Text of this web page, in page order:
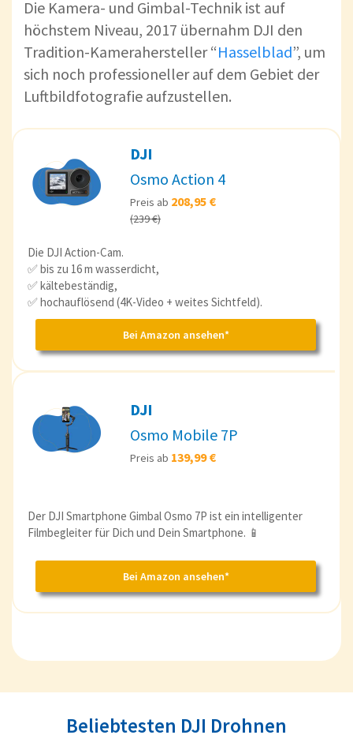
Die Kamera- und Gimbal-Technik ist auf
höchstem Niveau, 2017 übernahm DJI den
Tradition-Kamerahersteller “Hasselblad”, um
sich noch professioneller auf dem Gebiet der
Luftbildfotografie aufzustellen.
DJI
Osmo Action 4
Preis ab 208,95 €
(239 €)
Die DJI Action-Cam.
✅ bis zu 16 m wasserdicht,
✅ kältebeständig,
✅ hochauflösend (4K-Video + weites Sichtfeld).
Bei Amazon ansehen*
DJI
Osmo Mobile 7P
Preis ab 139,99 €
Der DJI Smartphone Gimbal Osmo 7P ist ein intelligenter
Filmbegleiter für Dich und Dein Smartphone. 📱
Bei Amazon ansehen*
Beliebtesten DJI Drohnen